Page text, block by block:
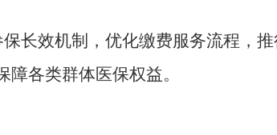
长效机制，优化缴费服务流程，
各类群体医保权益。